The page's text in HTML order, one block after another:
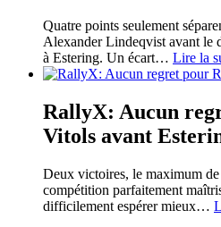
Quatre points seulement
Alexander Lindeqvist avant le
à Estering. Un écart… Lire la
RallyX: Aucun
Vitols avant
Deux victoires, le maximum
compétition parfaitement
difficilement espérer mieux…